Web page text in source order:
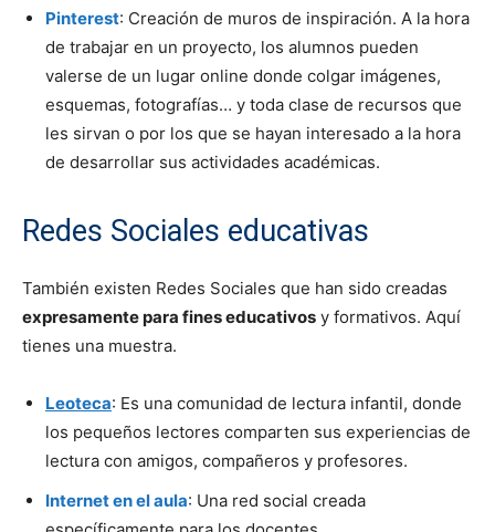
Pinterest: Creación de muros de inspiración. A la hora
de trabajar en un proyecto, los alumnos pueden
valerse de un lugar online donde colgar imágenes,
esquemas, fotografías… y toda clase de recursos que
les sirvan o por los que se hayan interesado a la hora
de desarrollar sus actividades académicas.
Redes Sociales educativas
También existen Redes Sociales que han sido creadas
expresamente para fines educativos y formativos. Aquí
tienes una muestra.
Leoteca: Es una comunidad de lectura infantil, donde
los pequeños lectores comparten sus experiencias de
lectura con amigos, compañeros y profesores.
Internet en el aula: Una red social creada